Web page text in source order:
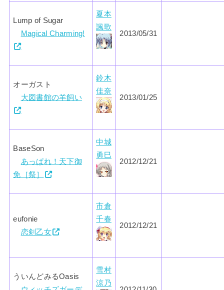
Lump of Sugar
Magical Charming!
夏本
諷歌
2013/05/31
オーガスト
大図書館の羊飼い
鈴木
佳奈
2013/01/25
BaseSon
あっぱれ！天下御
免［祭］
中城
勇巳
2012/12/21
eufonie
恋剣乙女
市倉
千春
2012/12/21
ういんどみるOasis
雪村
涼乃